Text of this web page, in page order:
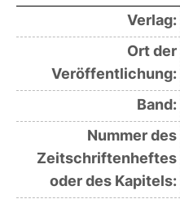
Verlag:
Ort der
Veröffentlichung:
Band:
Nummer des
Zeitschriftenheftes
oder des Kapitels: